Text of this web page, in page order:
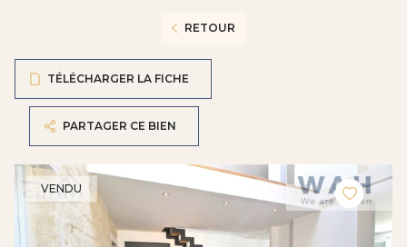
RETOUR
TÉLÉCHARGER LA FICHE
PARTAGER CE BIEN
VENDU